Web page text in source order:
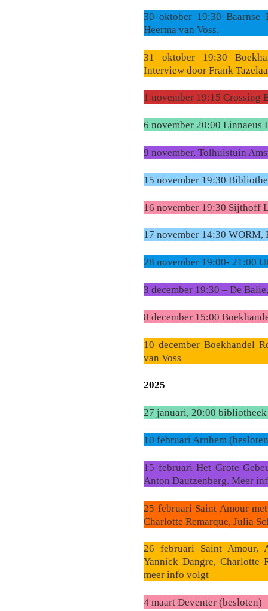
30 oktober 19:30 Baarnse
Heerma van Voss.
31 oktober 19:30
Interview door Frank
1 november 19:15 Crossing
6 november 20:00 Linnaeus
9 november, Tolhuistuin
15 november 19:30
16 november 19:30 Sijthoff
17 november 14:30 WORM,
28 november 19:00- 21:00
3 december 19:30 – De
8 december 15:00
10 december Boekhandel
van Voss
2025
27 januari, 20:00
10 februari Arnhem
15 februari Het Grote
Anton Dautzenberg. Meer
25 februari Saint Amour
Charlotte Remarque, Julia
26 februari Saint Amour,
Yannick Dangre, Charlotte
meer info volgt
4 maart Deventer (besloten)